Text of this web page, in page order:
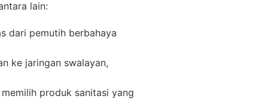
lain:
dari pemutih berbahaya
ke jaringan swalayan,
produk sanitasi yang